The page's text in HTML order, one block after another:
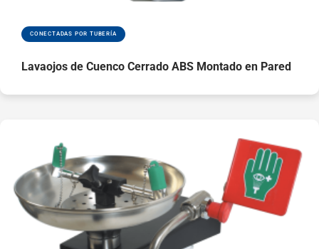
protegen las
pulverización y los
funcionar
Cumple los
requisitos de las
normas EN y ANSI
Ver piezas de
repuesto
CONECTADAS POR TUBERÍA
Lavaojos de Cuenco Cerrado ABS Montado en Pared